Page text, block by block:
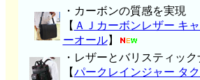
・カーボンの質感を実現
【 ＡＪカーボンレザー キ
ーオール】
・レザーとバリスティッ
【パークレインジャー タ